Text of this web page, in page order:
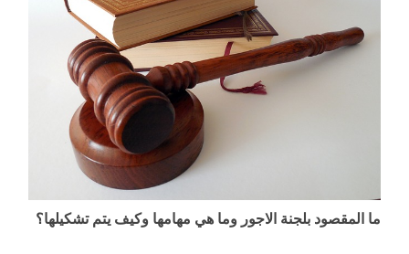
ما المقصود بلجنة الاجور وما هي مهامها وكيف يتم تشكيلها؟